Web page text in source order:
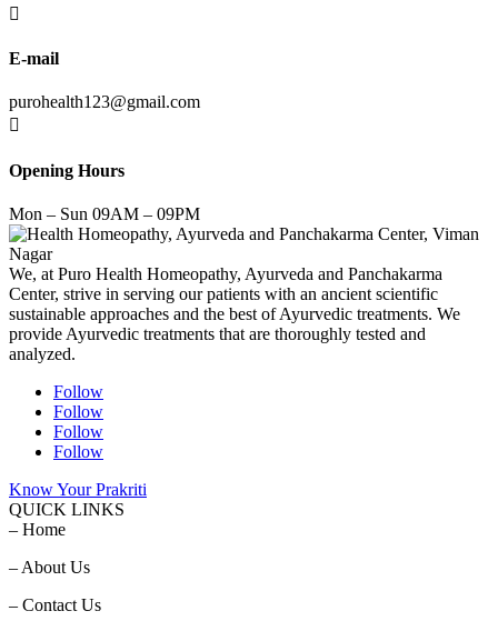

E-mail
purohealth123@gmail.com

Opening Hours
Mon – Sun 09AM – 09PM
We, at Puro Health Homeopathy, Ayurveda and Panchakarma
Center, strive in serving our patients with an ancient scientific
sustainable approaches and the best of Ayurvedic treatments. We
provide Ayurvedic treatments that are thoroughly tested and
analyzed.
Follow
Follow
Follow
Follow
Know Your Prakriti
QUICK LINKS
– Home
– About Us
– Contact Us